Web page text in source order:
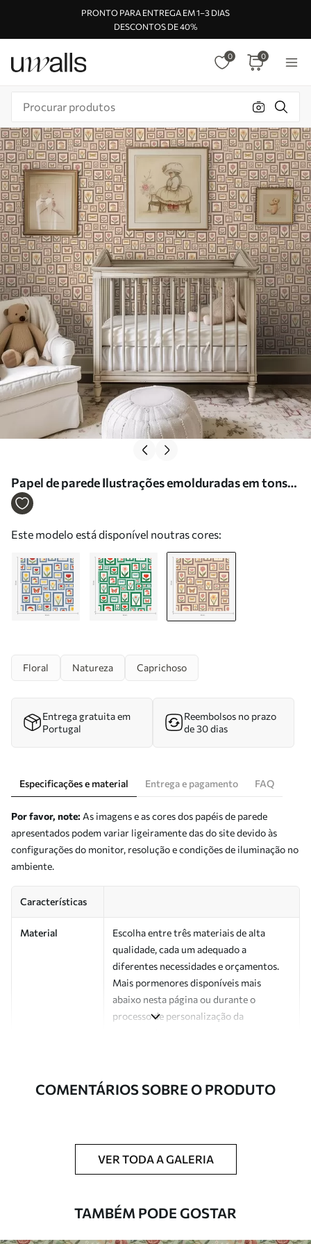
PRONTO PARA ENTREGA EM 1–3 DIAS
DESCONTOS DE 40%
0 0
Papel de parede Ilustrações emolduradas em tons
quentes de bege Nr. a01176v2
Este modelo está disponível noutras cores:
Floral Natureza Caprichoso
Entrega gratuita em
Portugal
Reembolsos no prazo
de 30 dias
Especificações e material Entrega e pagamento FAQ
Por favor, note: As imagens e as cores dos papéis de parede
apresentados podem variar ligeiramente das do site devido às
configurações do monitor, resolução e condições de iluminação no
ambiente.
Características
Material
Escolha entre três materiais de alta
qualidade, cada um adequado a
diferentes necessidades e orçamentos.
Mais pormenores disponíveis mais
abaixo nesta página ou durante o
processo de personalização da
Número do
a01176v2
Acabamento Semibrilhante.
Impresso sob encomenda e entregue em
adicionais
Disponível com revestimento de verniz
e/ou adesivo para papel de parede.
COMENTÁRIOS SOBRE O PRODUTO
VER TODA A GALERIA
TAMBÉM PODE GOSTAR